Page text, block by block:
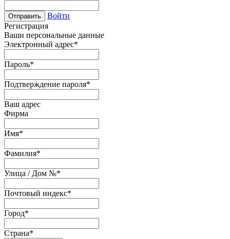
Отправить
Войти
Регистрация
Ваши персональные данные
Электронный адрес*
Пароль*
Подтверждение пароля*
Ваш адрес
Фирма
Имя*
Фамилия*
Улица / Дом №*
Почтовый индекс*
Город*
Страна*